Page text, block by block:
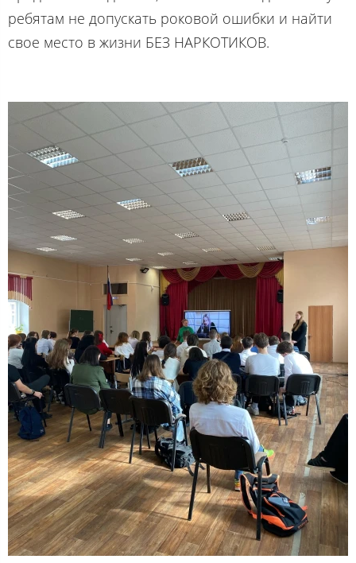
ребятам не допускать роковой ошибки и найти
свое место в жизни БЕЗ НАРКОТИКОВ.